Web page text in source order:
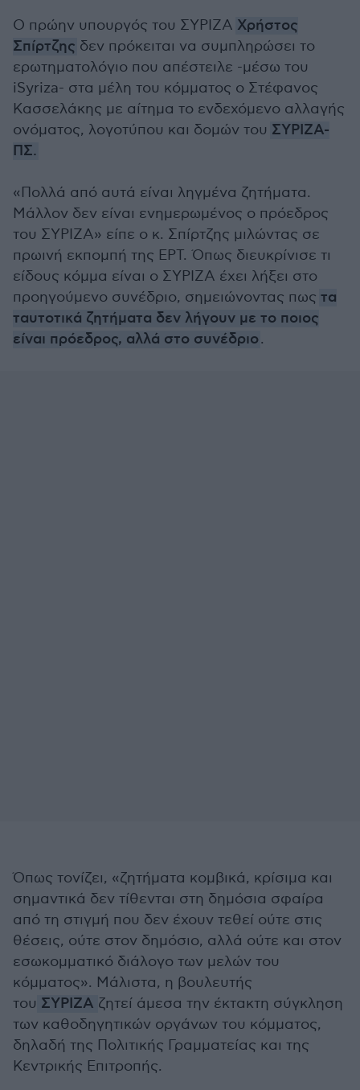
Ο πρώην υπουργός του ΣΥΡΙΖΑ Χρήστος
Σπίρτζης δεν πρόκειται να συμπληρώσει το
ερωτηματολόγιο που απέστειλε -μέσω του
iSyriza- στα μέλη του κόμματος ο Στέφανος
Κασσελάκης με αίτημα το ενδεχόμενο αλλαγής
ονόματος, λογοτύπου και δομών του ΣΥΡΙΖΑ-
ΠΣ.
«Πολλά από αυτά είναι ληγμένα ζητήματα.
Μάλλον δεν είναι ενημερωμένος ο πρόεδρος
του ΣΥΡΙΖΑ» είπε ο κ. Σπίρτζης μιλώντας σε
πρωινή εκπομπή της ΕΡΤ. Όπως διευκρίνισε τι
είδους κόμμα είναι ο ΣΥΡΙΖΑ έχει λήξει στο
προηγούμενο συνέδριο, σημειώνοντας πως τα
ταυτοτικά ζητήματα δεν λήγουν με το ποιος
είναι πρόεδρος, αλλά στο συνέδριο.
Όπως τονίζει, «ζητήματα κομβικά, κρίσιμα και
σημαντικά δεν τίθενται στη δημόσια σφαίρα
από τη στιγμή που δεν έχουν τεθεί ούτε στις
θέσεις, ούτε στον δημόσιο, αλλά ούτε και στον
εσωκομματικό διάλογο των μελών του
κόμματος». Μάλιστα, η βουλευτής
του ΣΥΡΙΖΑ ζητεί άμεσα την έκτακτη σύγκληση
των καθοδηγητικών οργάνων του κόμματος,
δηλαδή της Πολιτικής Γραμματείας και της
Κεντρικής Επιτροπής.